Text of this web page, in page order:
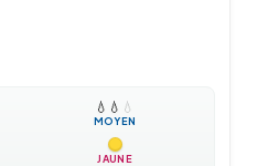
💧 💧 💧
MOYEN
JAUNE